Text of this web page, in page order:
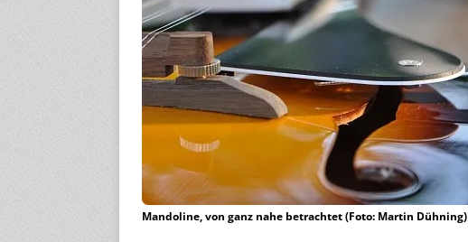
Mandoline, von ganz nahe betrachtet (Foto: Martin Dühning)